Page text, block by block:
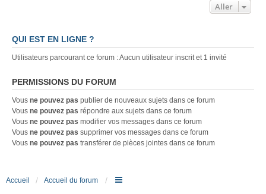
Aller
QUI EST EN LIGNE ?
Utilisateurs parcourant ce forum : Aucun utilisateur inscrit et 1 invité
PERMISSIONS DU FORUM
Vous ne pouvez pas publier de nouveaux sujets dans ce forum
Vous ne pouvez pas répondre aux sujets dans ce forum
Vous ne pouvez pas modifier vos messages dans ce forum
Vous ne pouvez pas supprimer vos messages dans ce forum
Vous ne pouvez pas transférer de pièces jointes dans ce forum
Accueil Accueil du forum